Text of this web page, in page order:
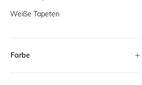
Weiße Tapeten
Farbe